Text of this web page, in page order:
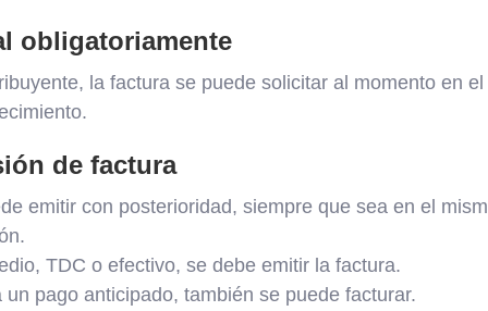
obligatoriamente
la factura se puede solicitar al momento en
de factura
emitir con posterioridad, siempre que sea en el
TDC o efectivo, se debe emitir la factura.
pago anticipado, también se puede facturar.